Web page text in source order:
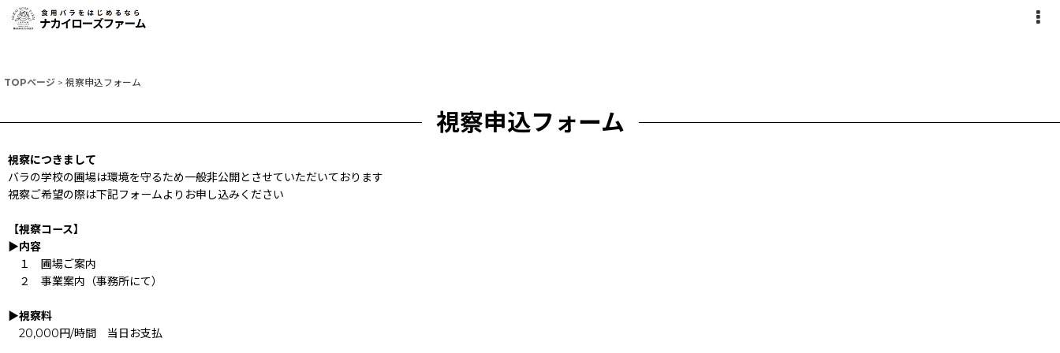
TOPページ > 視察申込フォーム
視察申込フォーム
視察につきまして
バラの学校の圃場は環境を守るため一般非公開とさせていただいております
視察ご希望の際は下記フォームよりお申し込みください
【視察コース】
▶内容
１ 圃場ご案内
２ 事業案内（事務所にて）
▶視察料
20,000円/時間 当日お支払